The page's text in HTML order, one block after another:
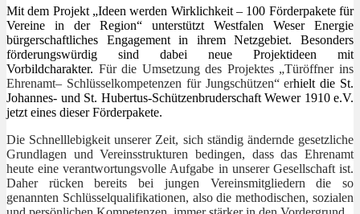
Mit dem Projekt „Ideen werden Wirklichkeit – 100 Förderpakete für
Vereine in der Region“ unterstützt Westfalen Weser Energie
bürgerschaftliches Engagement in ihrem Netzgebiet. Besonders
förderungswürdig sind dabei neue Projektideen mit
Vorbildcharakter. Für die Umsetzung des Projektes „Türöffner ins
Ehrenamt– Schlüsselkompetenzen für Jungschützen“ erhielt die St.
Johannes- und St. Hubertus-Schützenbruderschaft Wewer 1910 e.V.
jetzt eines dieser Förderpakete.
Die Schnelllebigkeit unserer Zeit, sich ständig ändernde gesetzliche
Grundlagen und Vereinsstrukturen bedingen, dass das Ehrenamt
heute eine verantwortungsvolle Aufgabe in unserer Gesellschaft ist.
Daher rücken bereits bei jungen Vereinsmitgliedern die so
genannten Schlüsselqualifikationen, also die methodischen, sozialen